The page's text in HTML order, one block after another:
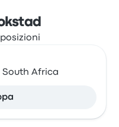
South Africa